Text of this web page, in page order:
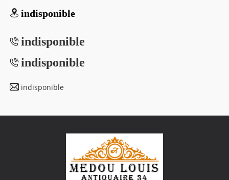
indisponible
indisponible
indisponible
indisponible